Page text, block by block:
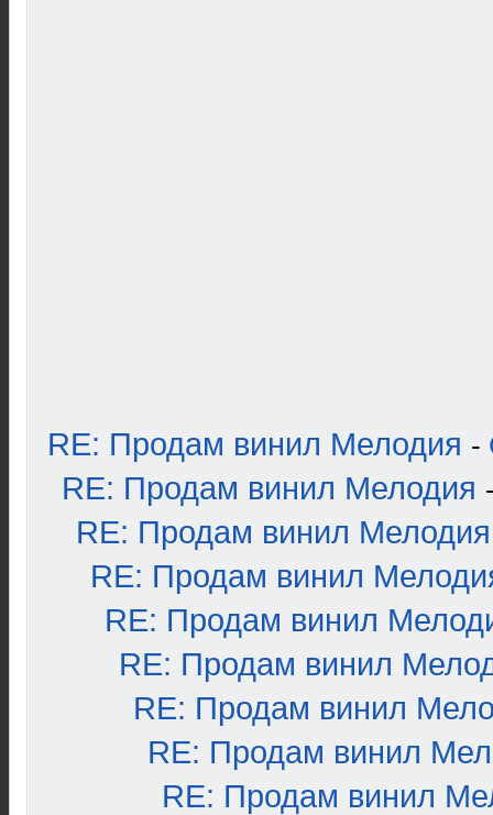
RE: Продам винил Мелодия -
RE: Продам винил Мелодия
RE: Продам винил Мелодия
RE: Продам винил
RE: Продам винил
RE: Продам винил
RE: Продам винил
RE: Продам винил
RE: Продам винил